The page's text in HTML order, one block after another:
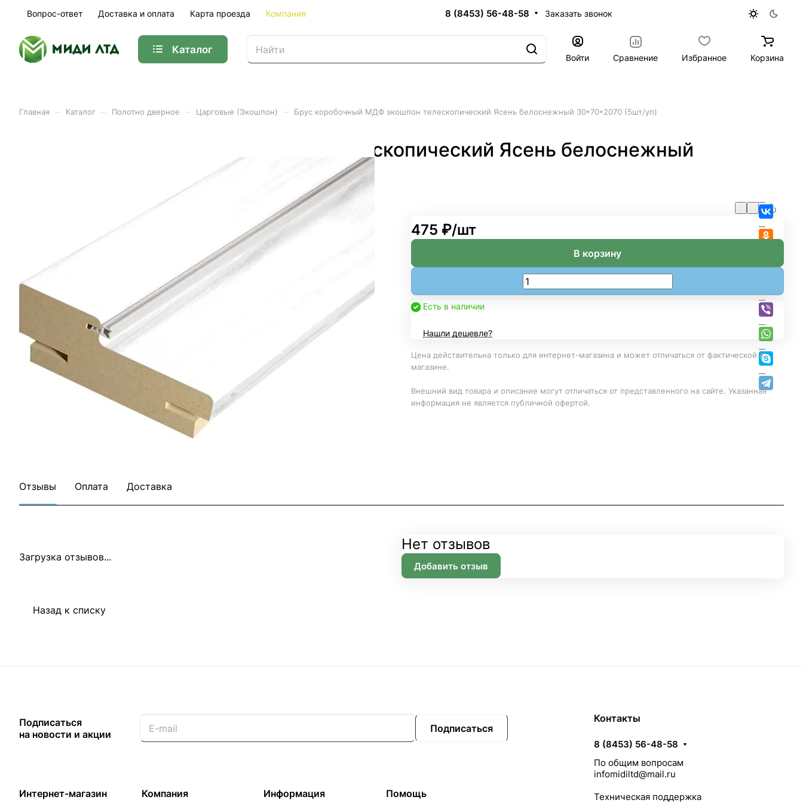
Вопрос-ответ Доставка и оплата Карта проезда Компания 8 (8453) 56-48-58 Заказать звонок
Каталог
Войти Сравнение Избранное Корзина
Главная Каталог Полотно дверное Царговые (Экошпон) Брус коробочный МДФ экошпон телескопический Ясень белоснежный 30*70*2070 (5шт/уп)
Брус коробочный МДФ экошпон телескопический Ясень белоснежный
Все товары Терри Все товары категории
475 ₽/шт
В корзину
Есть в наличии
Нашли дешевле?
Цена действительна только для интернет-магазина и может отличаться от фактической в
магазине.
Внешний вид товара и описание могут отличаться от представленного на сайте. Указанная
информация не является публичной офертой.
Отзывы Оплата Доставка
Загрузка отзывов...
Нет отзывов
Добавить отзыв
Назад к списку
Подписаться
на новости и акции
Подписаться
Интернет-магазин Компания Информация Помощь
Контакты
8 (8453) 56-48-58
По общим вопросам
infomidiltd@mail.ru
Техническая поддержка